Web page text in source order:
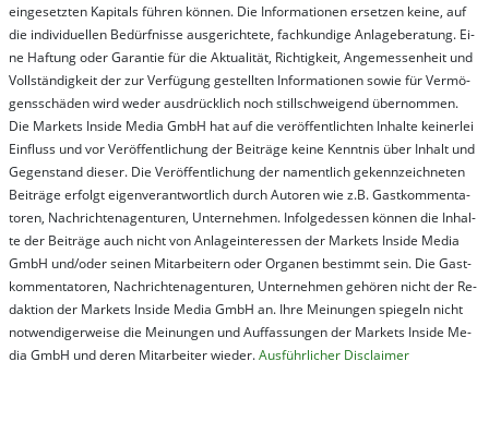
ein­ge­setz­ten Ka­pi­tals füh­ren kön­nen. Die In­for­ma­tion­en er­setz­en kei­ne, auf
die in­di­vi­du­el­len Be­dür­fnis­se aus­ge­rich­te­te, fach­kun­di­ge An­la­ge­be­ra­tung. Ei­
ne Haf­tung oder Ga­ran­tie für die Ak­tu­ali­tät, Rich­tig­keit, An­ge­mes­sen­heit und
Vol­lständ­ig­keit der zur Ver­fü­gung ge­stel­lt­en In­for­ma­tion­en so­wie für Ver­mö­
gens­schä­den wird we­der aus­drück­lich noch stil­lschwei­gend über­nom­men.
Die Mar­kets In­side Me­dia GmbH hat auf die ver­öf­fent­lich­ten In­hal­te kei­ner­lei
Ein­fluss und vor Ver­öf­fent­lich­ung der Bei­trä­ge kei­ne Ken­nt­nis über In­halt und
Ge­gen­stand die­ser. Die Ver­öf­fent­lich­ung der na­ment­lich ge­kenn­zeich­net­en
Bei­trä­ge er­folgt ei­gen­ver­ant­wort­lich durch Au­tor­en wie z.B. Gast­kom­men­ta­
tor­en, Nach­richt­en­ag­en­tur­en, Un­ter­neh­men. In­fol­ge­des­sen kön­nen die In­hal­
te der Bei­trä­ge auch nicht von An­la­ge­in­te­res­sen der Mar­kets In­side Me­dia
GmbH und/oder sei­nen Mit­ar­bei­tern oder Or­ga­nen be­stim­mt sein. Die Gast­
kom­men­ta­tor­en, Nach­rich­ten­ag­en­tur­en, Un­ter­neh­men ge­hör­en nicht der Re­
dak­tion der Mar­kets In­side Me­dia GmbH an. Ihre Mei­nung­en spie­geln nicht
not­wen­di­ger­wei­se die Mei­nung­en und Auf­fas­sung­en der Mar­kets In­side Me­
dia GmbH und de­ren Mit­ar­bei­ter wie­der.Aus­führ­lich­er Dis­clai­mer